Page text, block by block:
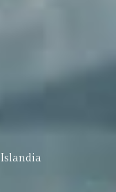
Islandia